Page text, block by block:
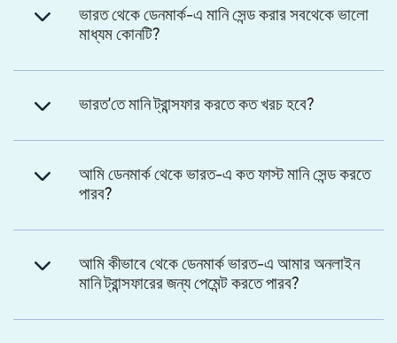
ভারত থেকে ডেনমার্ক-এ মানি সেন্ড করার সবথেকে ভালো
মাধ্যম কোনটি?
ভারত'তে মানি ট্রান্সফার করতে কত খরচ হবে?
আমি ডেনমার্ক থেকে ভারত-এ কত ফাস্ট মানি সেন্ড করতে
পারব?
আমি কীভাবে থেকে ডেনমার্ক ভারত-এ আমার অনলাইন
মানি ট্রান্সফারের জন্য পেমেন্ট করতে পারব?